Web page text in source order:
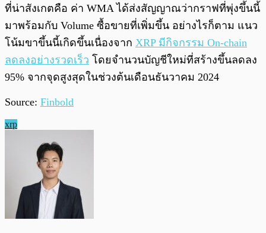
ที่น่าสังเกตคือ ค่า WMA ได้ส่งสัญญาณว่ากราฟที่พุ่งขึ้นนี้
มาพร้อมกับ Volume ซื้อขายที่เพิ่มขึ้น อย่างไรก็ตาม แนว
โน้มขาขึ้นนี้เกิดขึ้นเนื่องจาก XRP มีกิจกรรม On-chain
ลดลงอย่างรวดเร็ว โดยจำนวนบัญชีใหม่ที่สร้างขึ้นลดลง
95% จากจุดสูงสุดในช่วงต้นเดือนธันวาคม 2024
Source: Finbold
xrp